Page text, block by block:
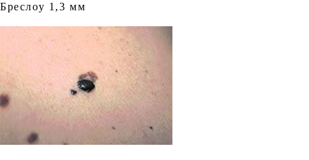
Бреслоу 1,3 мм